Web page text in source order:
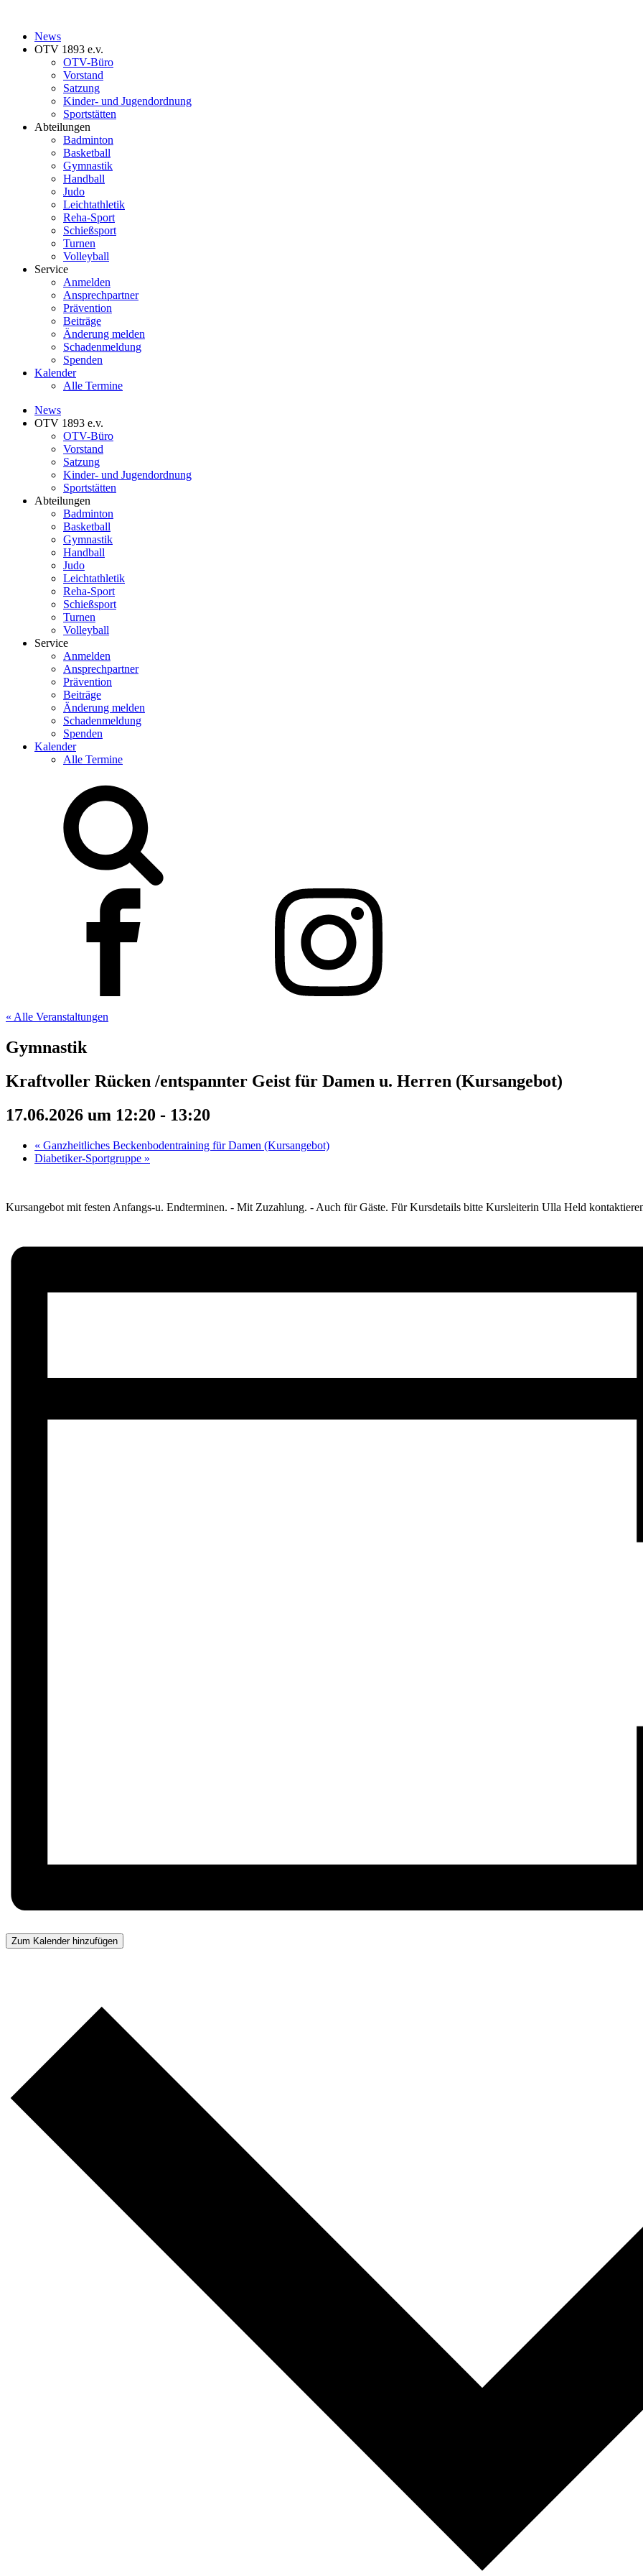
News
OTV 1893 e.v.
OTV-Büro
Vorstand
Satzung
Kinder- und Jugendordnung
Sportstätten
Abteilungen
Badminton
Basketball
Gymnastik
Handball
Judo
Leichtathletik
Reha-Sport
Schießsport
Turnen
Volleyball
Service
Anmelden
Ansprechpartner
Prävention
Beiträge
Änderung melden
Schadenmeldung
Spenden
Kalender
Alle Termine
News
OTV 1893 e.v.
OTV-Büro
Vorstand
Satzung
Kinder- und Jugendordnung
Sportstätten
Abteilungen
Badminton
Basketball
Gymnastik
Handball
Judo
Leichtathletik
Reha-Sport
Schießsport
Turnen
Volleyball
Service
Anmelden
Ansprechpartner
Prävention
Beiträge
Änderung melden
Schadenmeldung
Spenden
Kalender
Alle Termine
« Alle Veranstaltungen
Gymnastik
Kraftvoller Rücken /entspannter Geist für Damen u. Herren (Kursangebot)
17.06.2026 um 12:20 - 13:20
« Ganzheitliches Beckenbodentraining für Damen (Kursangebot)
Diabetiker-Sportgruppe »
Kursangebot mit festen Anfangs-u. Endterminen. - Mit Zuzahlung. - Auch für Gäste. Für Kursdetails bitte Kursleiterin Ulla Held
Zum Kalender hinzufügen